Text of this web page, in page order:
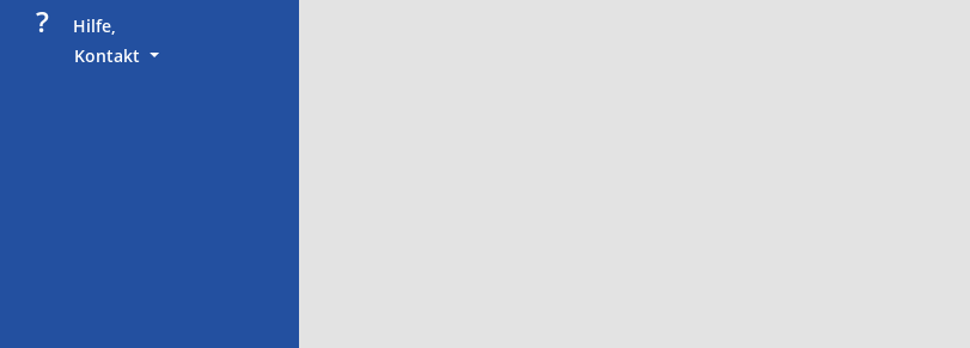
?
     Hilfe,
Kontakt